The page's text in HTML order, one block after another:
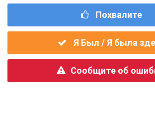
Похвалите
Я Был / Я была
Сообщите об